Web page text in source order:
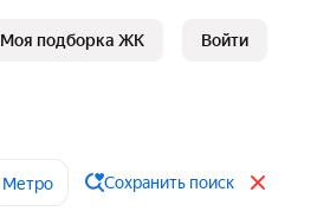
Моя подборка ЖК Войти
Метро Сохранить поиск